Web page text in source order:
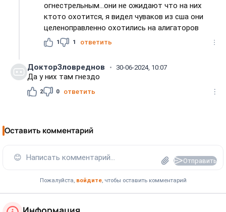
огнестрельным...они не ожидают что на них
ктото охотится, я видел чуваков из сша они
целеноправленно охотились на алигаторов
1 1 ответить
ДокторЗловреднов 30-06-2024, 10:07
Да у них там гнездо
2 0 ответить
Оставить комментарий
😊 Написать комментарий... Отправить
Пожалуйста, войдите, чтобы оставить комментарий